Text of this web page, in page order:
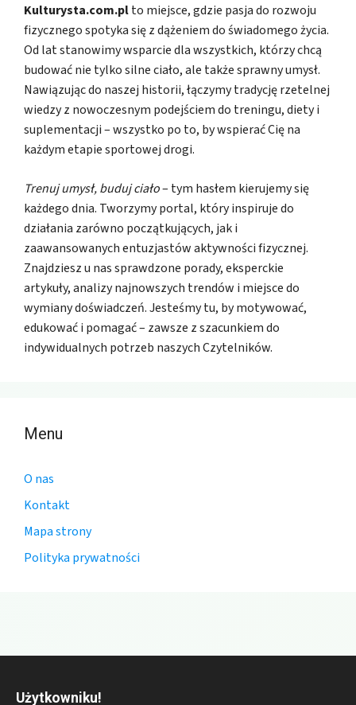
Kulturysta.com.plto miejsce, gdzie pasja do rozwoju
fizycznego spotyka się z dążeniem do świadomego życia.
Od lat stanowimy wsparcie dla wszystkich, którzy chcą
budować nie tylko silne ciało, ale także sprawny umysł.
Nawiązując do naszej historii, łączymy tradycję rzetelnej
wiedzy z nowoczesnym podejściem do treningu, diety i
suplementacji – wszystko po to, by wspierać Cię na
każdym etapie sportowej drogi.
Trenuj umysł, buduj ciało– tym hasłem kierujemy się
każdego dnia. Tworzymy portal, który inspiruje do
działania zarówno początkujących, jak i
zaawansowanych entuzjastów aktywności fizycznej.
Znajdziesz u nas sprawdzone porady, eksperckie
artykuły, analizy najnowszych trendów i miejsce do
wymiany doświadczeń. Jesteśmy tu, by motywować,
edukować i pomagać – zawsze z szacunkiem do
indywidualnych potrzeb naszych Czytelników.
Menu
O nas
Kontakt
Mapa strony
Polityka prywatności
Użytkowniku!